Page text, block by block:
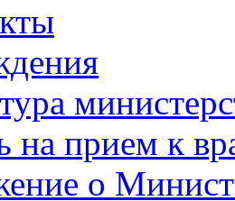
на прием к
о